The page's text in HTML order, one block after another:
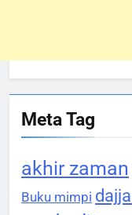
Meta Tag
akhir zaman
Buku mimpi dajjal